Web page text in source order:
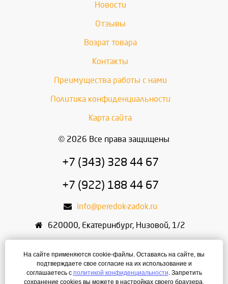
Новости
Отзывы
Возрат товара
Контакты
Преимущества работы с нами
Политика конфиденциальности
Карта сайта
© 2026 Все права защищены
+7 (343) 328 44 67
+7 (922) 188 44 67
info@peredok-zadok.ru
620000, Екатеринбург, Низовой, 1/2
ИНН: 666400495321
ОГРН: 304667436400168
На сайте применяются cookie-файлы. Оставаясь на сайте, вы
подтверждаете свое согласие на их использование и
соглашаетесь с политикой конфиденциальности. Запретить
сохранение cookies вы можете в настройках своего браузера.